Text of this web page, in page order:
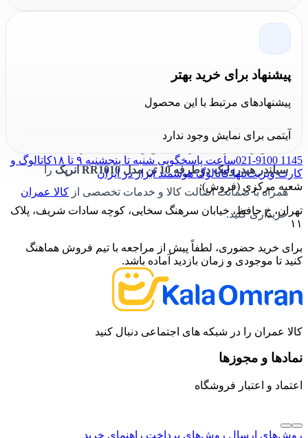
نتیجه‌گیری کالا عمران
طراحی حرفه‌ای و کیفیت ساخت بالا، یکی از ابزارهای
کاربردی برای عملیات سبک و متوسط صنعتی محسوب
سیلندر هیدرولیک دوطرفه 10 تن مدل RR1010 انرپک
را
همراه با ضمانت اصالت کالا و خدمات تخصصی از کالا عمران
خریداری کنید.
پیشنهاد برای خرید بهتر
پیشنهادهای مرتبط با این محصول
آیتمی برای نمایش وجود ندارد
021-9100 1145ساعت پاسخگویی شنبه تا پنجشنبه ۹ تا ۱۸
کاتالوگ و
کارت ویزیتتنها کاتالوگ هوشمند ابزار در ایران
شعبه مرکزی (فروش):
تهران، خ حافظ، خیابان سرهنگ سخایی، کوچه سادات شریف، پلاک
۱۱
برای خرید حضوری، لطفاً پیش از مراجعه با تیم فروش هماهنگ
کنید تا موجودی و زمان بازدید آماده باشد.
کالا عمران را در شبکه های اجتماعی دنبال کنید
نمادها و مجوزها
اعتماد و اعتبار فروشگاه
روش‌های ارسال روش‌های پرداخت راهنمای خرید